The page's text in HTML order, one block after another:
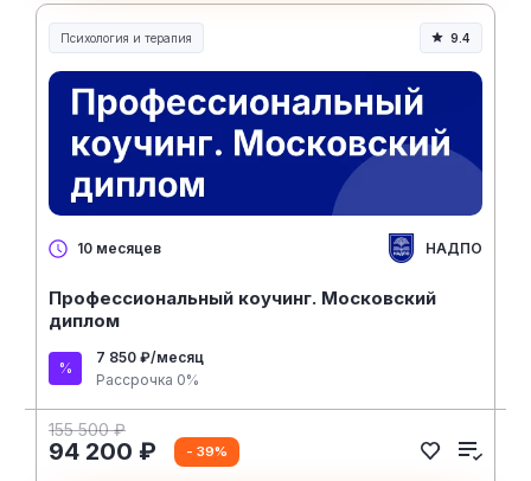
Психология и терапия 9.4
10 месяцев НАДПО
Профессиональный коучинг. Московский
диплом
7 850 ₽/месяц
Рассрочка 0%
155 500 ₽
94 200 ₽ - 39%